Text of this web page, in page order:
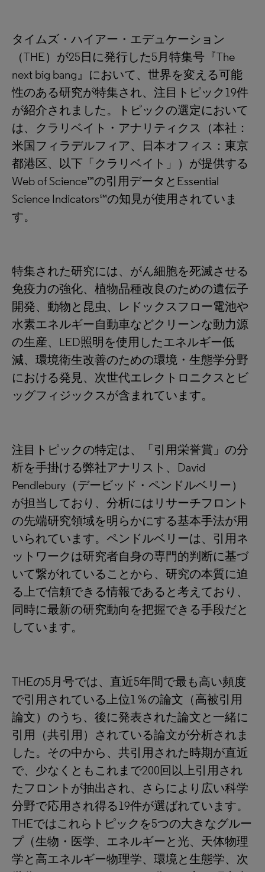
タイムズ・ハイアー・エデュケーション
（THE）が25日に発行した5月特集号『The
next big bang』において、世界を変える可能
性のある研究が特集され、注目トピック19件
が紹介されました。トピックの選定において
は、クラリベイト・アナリティクス（本社：
米国フィラデルフィア、日本オフィス：東京
都港区、以下「クラリベイト」）が提供する
Web of Science™の引用データとEssential
Science Indicators℠の知見が使用されていま
す。
特集された研究には、がん細胞を死滅させる
免疫力の強化、植物品種改良のための遺伝子
開発、動物と昆虫、レドックスフロー電池や
水素エネルギー自動車などクリーンな動力源
の生産、LED照明を使用したエネルギー低
減、環境衛生改善のための環境・生態学分野
における発見、次世代エレクトロニクスとビ
ッグフィジックスが含まれています。
注目トピックの特定は、「引用栄誉賞」の分
析を手掛ける弊社アナリスト、David
Pendlebury（デービッド・ペンドルベリー）
が担当しており、分析にはリサーチフロント
の先端研究領域を明らかにする基本手法が用
いられています。ペンドルベリーは、引用ネ
ットワークは研究者自身の専門的判断に基づ
いて繋がれていることから、研究の本質に迫
る上で信頼できる情報であると考えており、
同時に最新の研究動向を把握できる手段だと
しています。
THEの5月号では、直近5年間で最も高い頻度
で引用されている上位1％の論文（高被引用
論文）のうち、後に発表された論文と一緒に
引用（共引用）されている論文が分析されま
した。その中から、共引用された時期が直近
で、少なくともこれまで200回以上引用され
たフロントが抽出され、さらにより広い科学
分野で応用され得る19件が選ばれています。
THEではこれらトピックを5つの大きなグルー
プ（生物・医学、エネルギーと光、天体物理
学と高エネルギー物理学、環境と生態学、次